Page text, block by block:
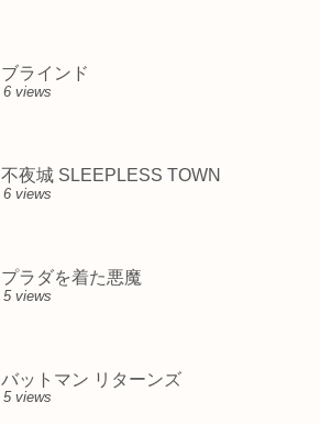
ブラインド
6 views
不夜城 SLEEPLESS TOWN
6 views
プラダを着た悪魔
5 views
バットマン リターンズ
5 views